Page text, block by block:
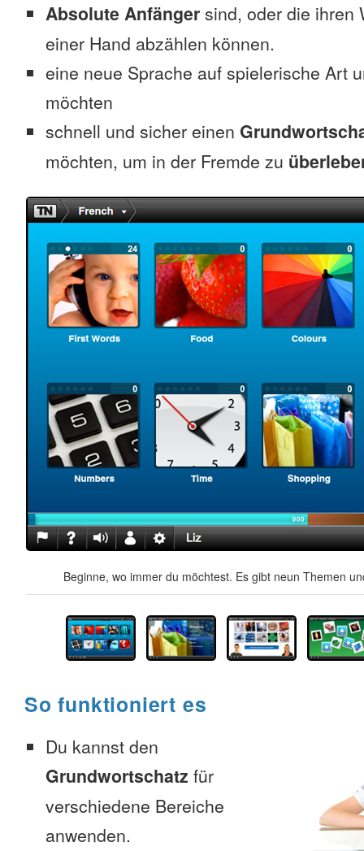
Absolute Anfänger sind, oder die ihren
einer Hand abzählen können.
eine neue Sprache auf spielerische Art
möchten
schnell und sicher einen
möchten, um in der Fremde zu
Beginne, wo immer du möchtest. Es gibt neun Themen
So funktioniert es
Du kannst den
Grundwortschatz für
verschiedene Bereiche
anwenden.